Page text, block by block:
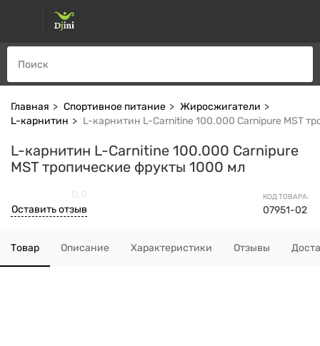
Главная Спортивное питание
Жиросжигатели
L-карнитин
L-карнитин L-Carnitine 100.000 Carnipure MST
L-карнитин L-Carnitine 100.000 Carnipure
MST тропические фрукты 1000 мл
КОД ТОВАРА:
07951-02
Оставить отзыв
Товар Описание Характеристики Отзывы